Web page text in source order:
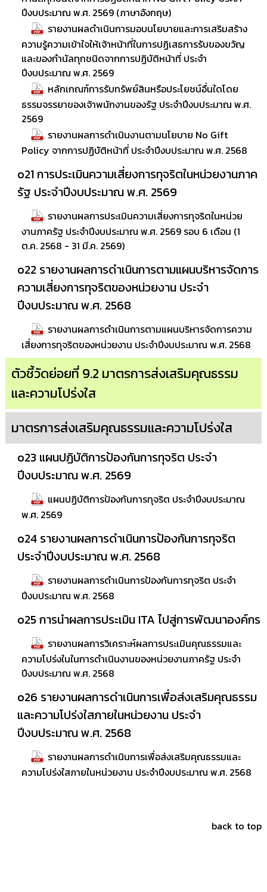
ปีงบประมาณ พ.ศ. 2569 (ภาษาอังกฤษ)
รายงานผลดำเนินการมอบนโยบายและการเสริมสร้าง
ความรู้ความเข้าใจให้เจ้าหน้าที่ในการปฏิเสธการรับของขวัญ
และของกํานัลทุกชนิดจากการปฏิบัติหน้าที่ ประจำ
ปีงบประมาณ พ.ศ. 2569
หลักเกณฑ์การรับทรัพย์สินหรือประโยชน์อื่นใดโดย
ธรรมจรรยาของเจ้าพนักงานของรัฐ ประจำปีงบประมาณ พ.ศ.
2569
รายงานผลการดำเนินงานตามนโยบาย No Gift
Policy จากการปฏิบัติหน้าที่ ประจำปีงบประมาณ พ.ศ. 2568
o21 การประเมินความเสี่ยงการทุจริตในหน่วยงานภาค
รัฐ ประจำปีงบประมาณ พ.ศ. 2569
รายงานผลการประเมินความเสี่ยงการทุจริตในหน่วย
งานภาครัฐ ประจำปีงบประมาณ พ.ศ. 2569 รอบ 6 เดือน (1
ต.ค. 2568 - 31 มี.ค. 2569)
o22 รายงานผลการดำเนินการตามแผนบริหารจัดการ
ความเสี่ยงการทุจริตของหน่วยงาน ประจำ
ปีงบประมาณ พ.ศ. 2568
รายงานผลการดำเนินการตามแผนบริหารจัดการความ
เสี่ยงการทุจริตของหน่วยงาน ประจำปีงบประมาณ พ.ศ. 2568
ตัวชี้วัดย่อยที่ 9.2 มาตรการส่งเสริมคุณธรรม
และความโปร่งใส
มาตรการส่งเสริมคุณธรรมและความโปร่งใส
o23 แผนปฏิบัติการป้องกันการทุจริต ประจำ
ปีงบประมาณ พ.ศ. 2569
แผนปฏิบัติการป้องกันการทุจริต ประจำปีงบประมาณ
พ.ศ. 2569
o24 รายงานผลการดำเนินการป้องกันการทุจริต
ประจำปีงบประมาณ พ.ศ. 2568
รายงานผลการดำเนินการป้องกันการทุจริต ประจำ
ปีงบประมาณ พ.ศ. 2568
o25 การนำผลการประเมิน ITA ไปสู่การพัฒนาองค์กร
รายงานผลการวิเคราะห์ผลการประเมินคุณธรรมและ
ความโปร่งในในการดำเนินงานของหน่วยงานภาครัฐ ประจำ
ปีงบประมาณ พ.ศ. 2568
o26 รายงานผลการดำเนินการเพื่อส่งเสริมคุณธรรม
และความโปร่งใสภายในหน่วยงาน ประจำ
ปีงบประมาณ พ.ศ. 2568
รายงานผลการดำเนินการเพื่อส่งเสริมคุณธรรมและ
ความโปร่งใสภายในหน่วยงาน ประจำปีงบประมาณ พ.ศ. 2568
back to top